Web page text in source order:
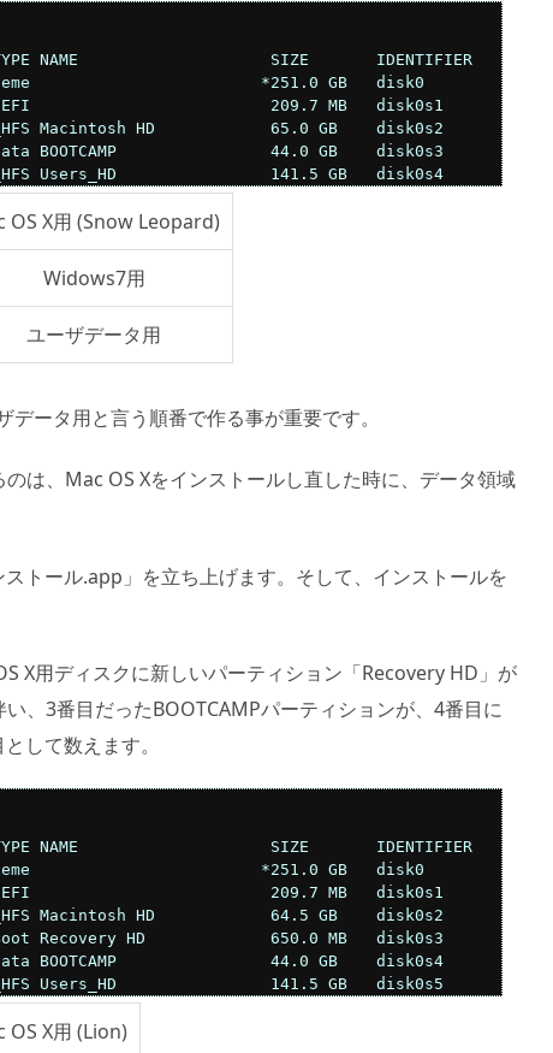
NAME                    SIZE       IDENTIFIER
*251.0 GB   disk0
209.7 MB   disk0s1
Macintosh HD            65.0 GB    disk0s2
44.0 GB    disk0s3
Users_HD                141.5 GB   disk0s4
OS X用 (Snow Leopard)
Widows7用
ユーザデータ用
ータ用と言う順番で作る事が重要です。
は、Mac OS Xをインストールし直した時に、データ領域
トール.app」を立ち上げます。そして、インストールを
X用ディスクに新しいパーティション「Recovery HD」が
、3番目だったBOOTCAMPパーティションが、4番目に
して数えます。
NAME                    SIZE       IDENTIFIER
*251.0 GB   disk0
209.7 MB   disk0s1
Macintosh HD            64.5 GB    disk0s2
Recovery HD             650.0 MB   disk0s3
44.0 GB    disk0s4
Users_HD                141.5 GB   disk0s5
OS X用 (Lion)